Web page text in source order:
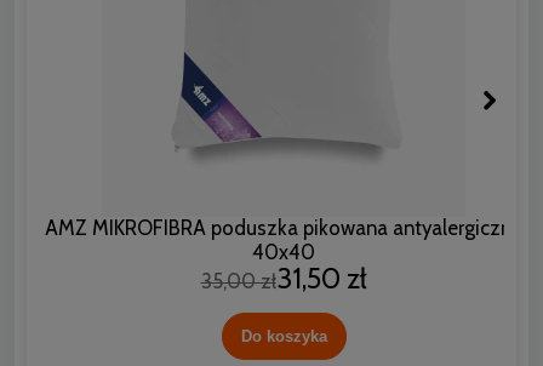
AMZ MIKROFIBRA poduszka pikowana antyalergiczna
40x40
35,00 zł31,50 zł
Do koszyka